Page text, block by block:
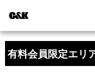
有料会員限定エリ